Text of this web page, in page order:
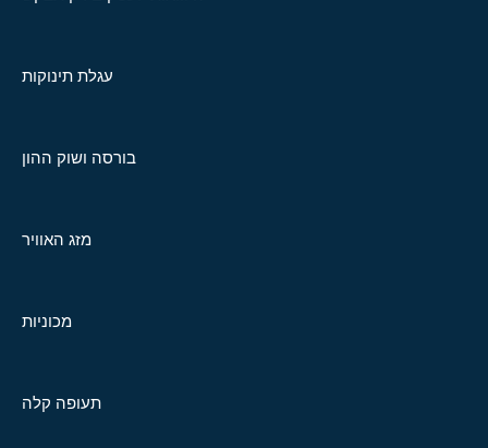
עגלת תינוקות
בורסה ושוק ההון
מזג האוויר
מכוניות
תעופה קלה